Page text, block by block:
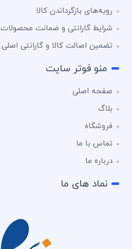
رویه‌های بازگرداندن کالا
شرایط گارانتی و ضمانت محصولات
تضمین اصالت کالا و گارانتی اصلی
منو فوتر سایت
صفحه اصلی
بلاگ
فروشگاه
تماس با ما
درباره ما
نماد های ما